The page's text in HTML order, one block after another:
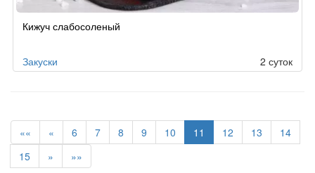
Кижуч слабосоленый
Закуски 2 суток
«« « 6 7 8 9 10 11 12 13
14
15
» »»